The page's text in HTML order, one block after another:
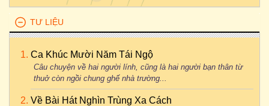
TƯ LIỆU
Ca Khúc Mười Năm Tái Ngộ
Câu chuyện về hai người lính, cũng là hai người bạn thân từ
thuở còn ngồi chung ghế nhà trường...
Về Bài Hát Nghìn Trùng Xa Cách